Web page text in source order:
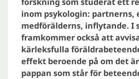
inom psykologin: partnerns,
medförälderns, inflytande. I
framkommer också att
kärleksfulla
effekt beroende på om det
pappan som står för